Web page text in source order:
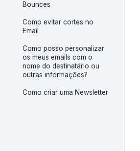
Bounces
Como evitar cortes no
Email
Como posso personalizar
os meus emails com o
nome do destinatário ou
outras informações?
Como criar uma Newsletter